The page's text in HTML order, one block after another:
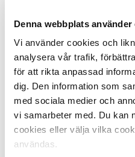
Denna webbplats använder
Vi använder cookies och
analysera vår trafik,
för att rikta anpassad
dig. Den information som
med sociala medier och
vi samarbeter med. Du kan
cookies eller välja vilka
användas.
Domarkommittén
– Det viktigaste vi gör är
inte ta bort tacklingarna
efter sträckta ben och fula
känna att vi är till för dem.
Robert Johansson / FOTO: